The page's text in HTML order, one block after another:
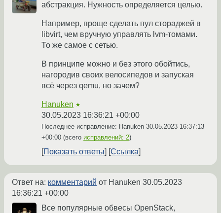
абстракция. Нужность определяется целью.
Например, проще сделать пул стораджей в
libvirt, чем вручную управлять lvm-томами.
То же самое с сетью.
В принципе можно и без этого обойтись,
нагородив своих велосипедов и запуская
всё через qemu, но зачем?
Hanuken ★
30.05.2023 16:36:21 +00:00
Последнее исправление: Hanuken 30.05.2023 16:37:13
+00:00 (всего исправлений: 2)
Показать ответы Ссылка
Ответ на: комментарий от Hanuken 30.05.2023
16:36:21 +00:00
Все популярные обвесы OpenStack,